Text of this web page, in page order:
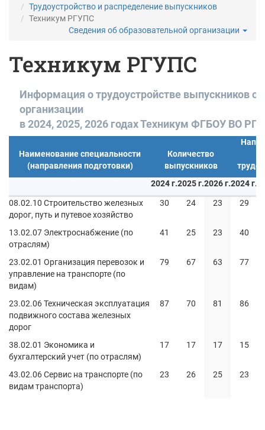
Трудоустройство и распределение выпускников
Техникум РГУПС
Сведения об образовательной организации
Техникум РГУПС
Информация о трудоустройстве выпускников
организации
в 2024, 2025, 2026 годах Техникум ФГБОУ ВО
Наименование специальности
(направления подготовки)
Количество
выпускников
2024 г.2025 г.2026 г.2024 г.
08.02.10 Строительство железных
дорог, путь и путевое хозяйство
30 24 23 29
13.02.07 Электроснабжение (по
отраслям)
41 25 23 40
23.02.01 Организация перевозок и
управление на транспорте (по
видам)
79 67 63 77
23.02.06 Техническая эксплуатация
подвижного состава железных
дорог
87 70 81 86
38.02.01 Экономика и
бухгалтерский учет (по отраслям)
17 17 17 15
43.02.06 Сервис на транспорте (по
видам транспорта)
23 26 25 23